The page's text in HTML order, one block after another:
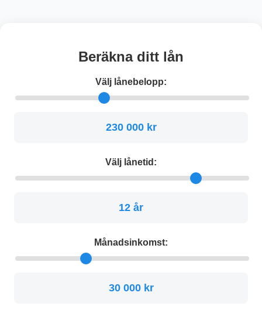
Beräkna ditt lån
Välj lånebelopp:
230 000 kr
Välj lånetid:
12 år
Månadsinkomst:
30 000 kr